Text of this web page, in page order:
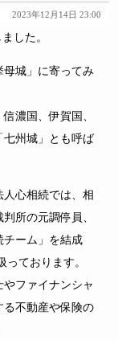
2023年12月14日 23:00
した。
城」に寄ってみ
濃国、伊賀国、
七州城」とも呼ば
心相続では、相
所の元調停員、
チーム」を結成
ております。
ファイナンシャ
る不動産や保険の